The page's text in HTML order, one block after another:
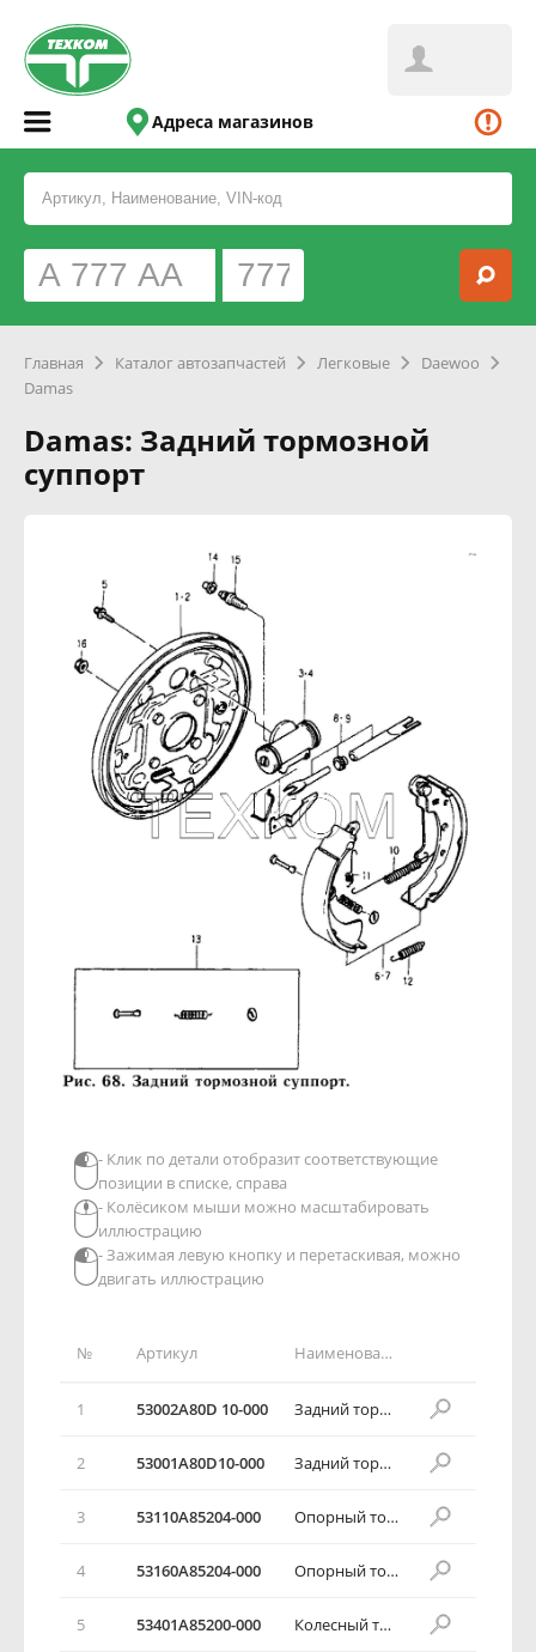
Адреса магазинов
Главная Каталог автозапчастей Легковые
Daewoo
Damas
Damas: Задний тормозной
суппорт
№ Артикул Наименование детали
1 53002А80D 10-000 Задний тормозной суппорт в сборе
2 53001А80D10-000 Задний тормозной суппорт в сборе
3 53110А85204-000 Опорный тормозной диск
4 53160А85204-000 Опорный тормозной диск
5 53401А85200-000 Колесный тормозной цилиндр
- Клик по детали отобразит соответствующие
позиции в списке, справа
- Колёсиком мыши можно масштабировать
иллюстрацию
- Зажимая левую кнопку и перетаскивая, можно
двигать иллюстрацию